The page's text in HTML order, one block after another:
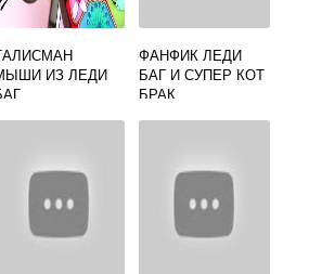
ИЗ ЛЕДИ
ФАНФИК ЛЕДИ
БАГ И СУПЕР КОТ
БРАК